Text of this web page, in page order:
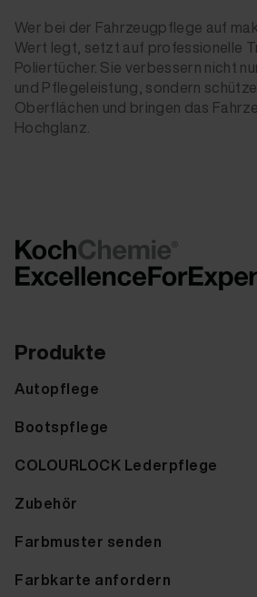
Wer bei der Fahrzeugpflege auf
Wert legt, setzt auf professionelle
Poliertücher. Sie verbessern nicht
und Pflegeleistung, sondern
Oberflächen und bringen das
Hochglanz.
Produkte
Autopflege
Bootspflege
COLOURLOCK Lederpflege
Zubehör
Farbmuster senden
Farbkarte anfordern